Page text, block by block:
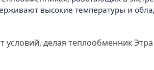
высокие температуры и
условий, делая теплообменник